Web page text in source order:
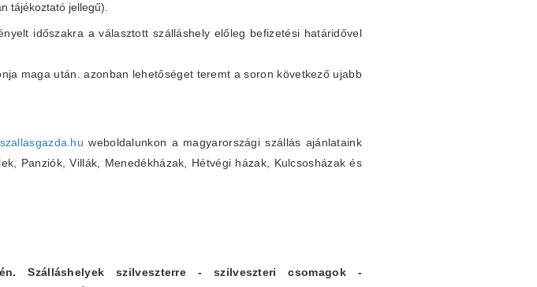
tájékoztató jellegű).
időszakra a választott szálláshely előleg befizetési határidővel
maga után. azonban lehetőséget teremt a soron következő ujabb
weboldalunkon a magyarországi szállás ajánlataink
Panziók, Villák, Menedékházak, Hétvégi házak, Kulcsosházak és
Szálláshelyek szilveszterre - szilveszteri csomagok -